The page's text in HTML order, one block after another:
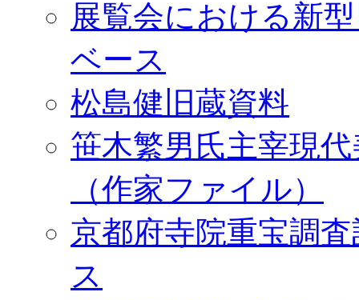
展覧会における新
ベース
松島健旧蔵資料
笹木繁男氏主宰現
（作家ファイル）
京都府寺院重宝調
ス